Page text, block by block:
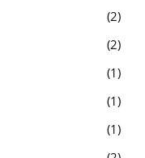
2
2
1
1
1